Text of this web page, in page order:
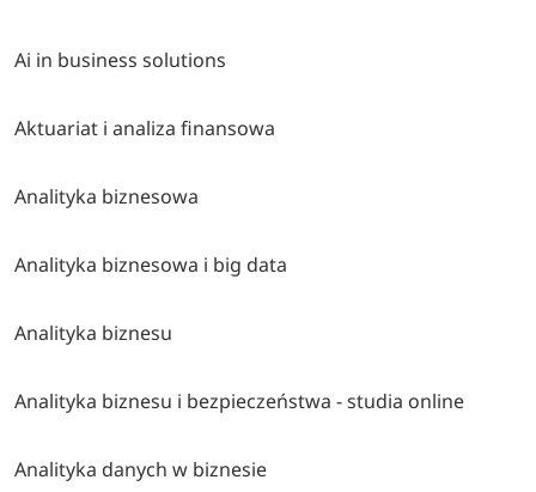
Ai in business solutions
Aktuariat i analiza finansowa
Analityka biznesowa
Analityka biznesowa i big data
Analityka biznesu
Analityka biznesu i bezpieczeństwa - studia online
Analityka danych w biznesie